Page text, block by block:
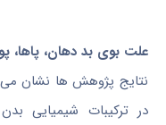
علت بوی بد دهان، پاها،
نتایج پژوهش ها نشان می
در ترکیبات شیمیایی